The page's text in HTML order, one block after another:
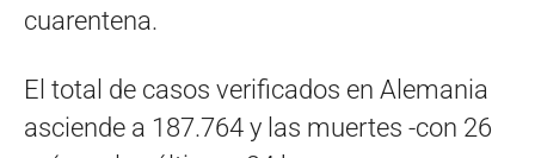
cuarentena.
El total de casos verificados en Alemania
asciende a 187.764 y las muertes -con 26